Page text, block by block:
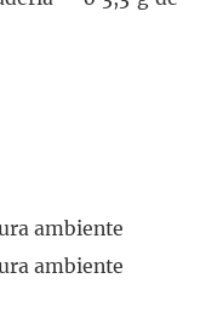
ambiente
ambiente